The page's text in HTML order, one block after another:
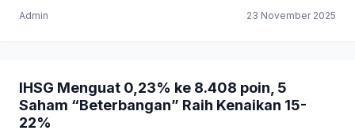
Admin 23 November 2025
IHSG Menguat 0,23% ke 8.408 poin, 5
Saham “Beterbangan” Raih Kenaikan 15-
22%